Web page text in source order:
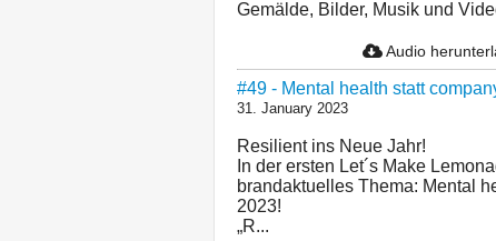
Gemälde, Bilder, Musik und
Audio
#49 - Mental health statt
31. January 2023
Resilient ins Neue Jahr!
In der ersten Let´s Make
brandaktuelles Thema: Mental
2023!
„R...